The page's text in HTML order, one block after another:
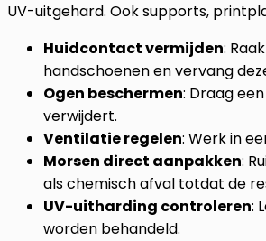
UV-uitgehard. Ook supports,
Huidcontact vermijden:
handschoenen en vervang
Ogen beschermen: Draag
verwijdert.
Ventilatie regelen: Werk in
Morsen direct aanpakken:
als chemisch afval totdat de
UV-uitharding controleren:
worden behandeld.